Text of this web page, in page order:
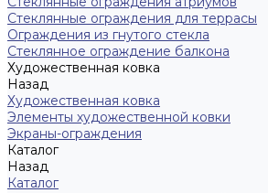
Cтеклянные ограждения для террасы
Ограждения из гнутого стекла
Стеклянное ограждение балкона
Художественная ковка
Назад
Художественная ковка
Элементы художественной ковки
Экраны-ограждения
Каталог
Назад
Каталог